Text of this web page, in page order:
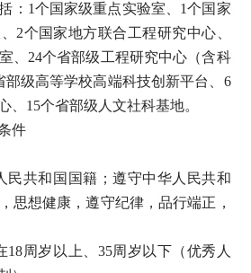
： 1个国家级重点实验室、1个国家
2个国家地方联合工程研究中心、
、24个省部级工程研究中心（含科
部级高等学校高端科技创新平台、6
、15个省部级人文社科基地。
件
民共和国国籍；遵守中华人民共和
思想健康，遵守纪律，品行端正，
18周岁以上、35周岁以下（优秀人